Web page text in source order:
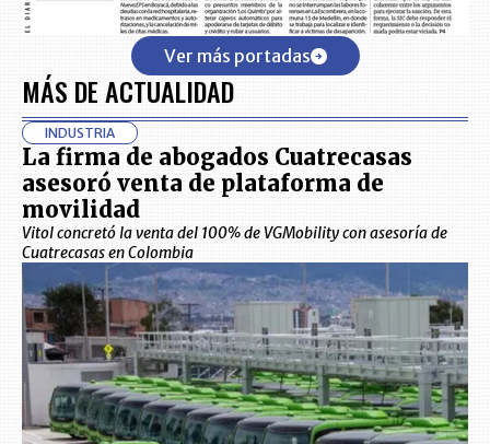
Ver más portadas
MÁS DE ACTUALIDAD
INDUSTRIA
La firma de abogados Cuatrecasas
asesoró venta de plataforma de
movilidad
Vitol concretó la venta del 100% de VGMobility con asesoría de
Cuatrecasas en Colombia